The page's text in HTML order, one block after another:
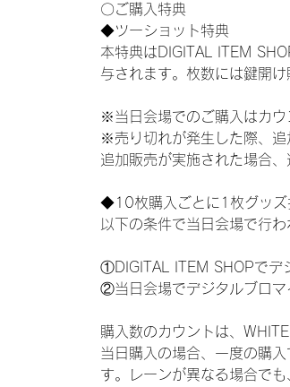
〇ご購入特典
◆ツーショット特典
本特典はDIGITAL ITEM
与されます。枚数には鍵開け
※当日会場でのご購入はカウ
※売り切れが発生した際、追
追加販売が実施された場合
◆10枚購入ごとに1枚グッズ
以下の条件で当日会場で行
①DIGITAL ITEM SHOPでデ
②当日会場でデジタルブロマ
購入数のカウントは、
当日購入の場合、一度の購
す。レーンが異なる場合で